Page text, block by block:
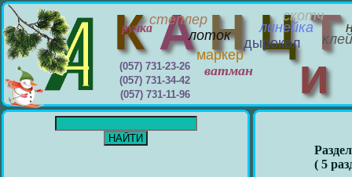
КАНЦ
(057) 731-23-26
(057) 731-34-42
(057) 731-11-96
маркер
ручка
ватман
дырокол
скотч
клей
линейка
лоток
степлер
( 5